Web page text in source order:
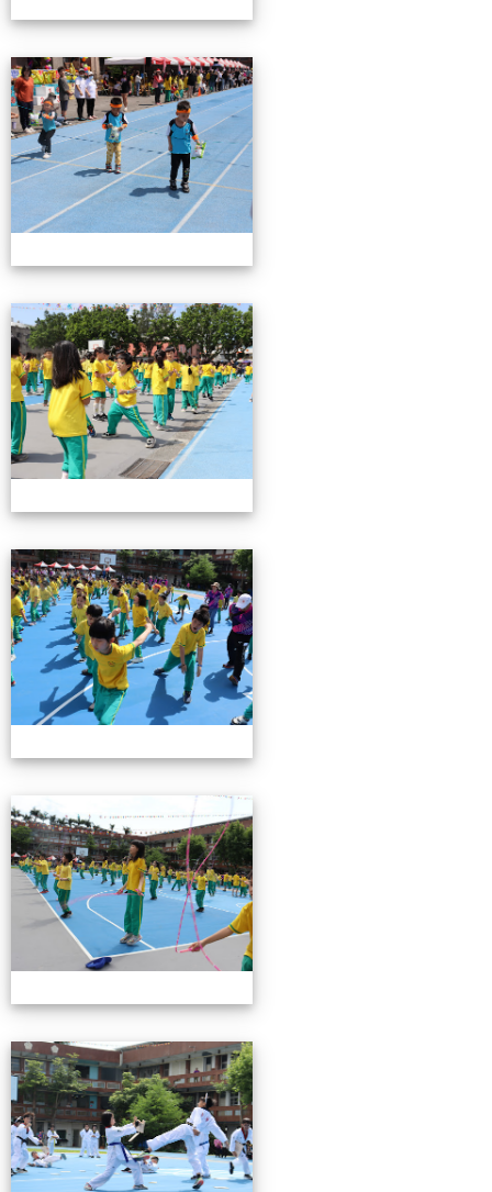
0503運動會花絮-3
0503運動會花絮-3
0503運動會花絮-3
0503運動會花絮-3
0503運動會花絮-3